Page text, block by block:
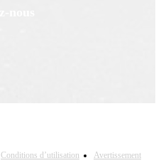
Conditions d’utilisation
Avertissement